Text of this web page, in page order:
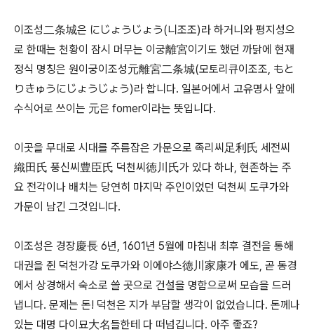
이조성二条城은 にじょうじょう(니조조)라 하거니와 평지성으
로 한때는 천황이 잠시 머무는 이궁離宮이기도 했던 까닭에 현재
정식 명칭은 원이궁이조성元離宮二条城(모토리큐이조조, もと
りきゅうにじょうじょう)라 합니다. 일본어에서 고유명사 앞에
수식어로 쓰이는 元은 fomer이라는 뜻입니다.
이곳을 무대로 시대를 주름잡은 가문으로 족리씨足利氏 세전씨
織田氏 풍신씨豊臣氏 덕천씨徳川氏가 있다 하나, 현존하는 주
요 전각이나 배치는 당연히 마지막 주인이었던 덕천씨 도쿠가와
가문이 남긴 그것입니다.
이조성은 경장慶長 6년, 1601년 5월에 마침내 최후 결전을 통해
대권을 쥔 덕천가강 도쿠가와 이에야스徳川家康가 에도, 곧 동경
에서 상경해서 숙소로 쓸 곳으로 건설을 명함으로써 모습을 드러
냅니다. 문제는 돈! 덕천은 지가 부담할 생각이 없었습니다. 돈께나
있는 대명 다이묘大名들한테 다 떠넘깁니다. 아주 좋죠?